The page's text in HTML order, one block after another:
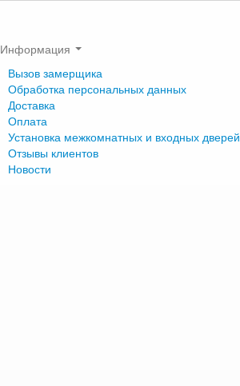
Информация
Вызов замерщика
Обработка персональных данных
Доставка
Оплата
Установка межкомнатных и входных дверей
Отзывы клиентов
Новости